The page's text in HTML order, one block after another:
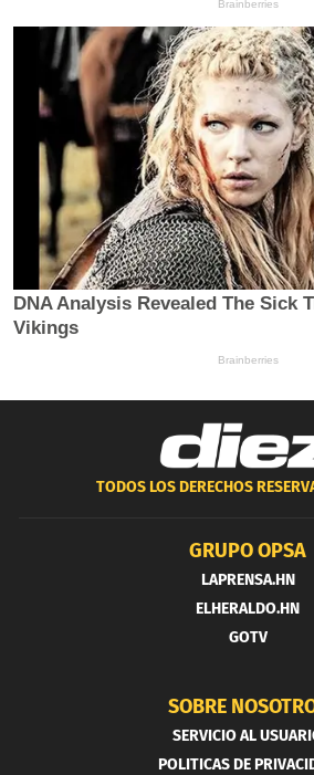
TODOS LOS DERECHOS
GRUPO OPSA
LAPRENSA.HN
ELHERALDO.HN
GOTV
SOBRE
SERVICIO AL
POLITICAS DE